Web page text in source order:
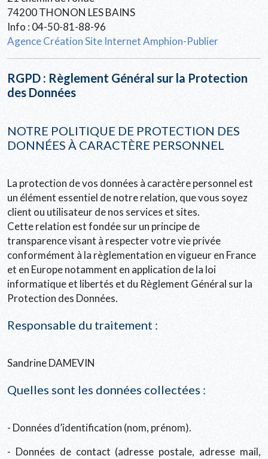
74200 THONON LES BAINS
Info : 04-50-81-88-96
Agence Création Site Internet Amphion-Publier
RGPD : Règlement Général sur la Protection
des Données
NOTRE POLITIQUE DE PROTECTION DES
DONNÉES À CARACTÈRE PERSONNEL
La protection de vos données à caractère personnel est
un élément essentiel de notre relation, que vous soyez
client ou utilisateur de nos services et sites.
Cette relation est fondée sur un principe de
transparence visant à respecter votre vie privée
conformément à la règlementation en vigueur en France
et en Europe notamment en application de la loi
informatique et libertés et du Règlement Général sur la
Protection des Données.
Responsable du traitement :
Sandrine DAMEVIN
Quelles sont les données collectées :
- Données d’identification (nom, prénom).
- Données de contact (adresse postale, adresse mail,